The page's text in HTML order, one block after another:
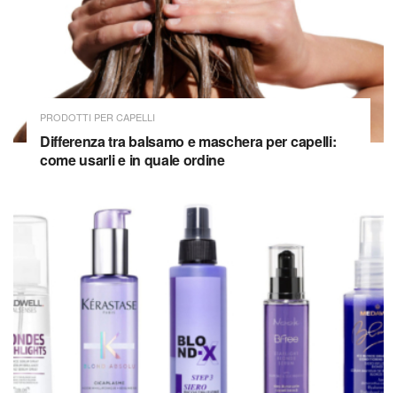
PRODOTTI PER CAPELLI
Differenza tra balsamo e maschera per capelli:
come usarli e in quale ordine